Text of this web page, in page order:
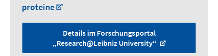
proteine
Details im Forschungsportal
„Research@Leibniz University“